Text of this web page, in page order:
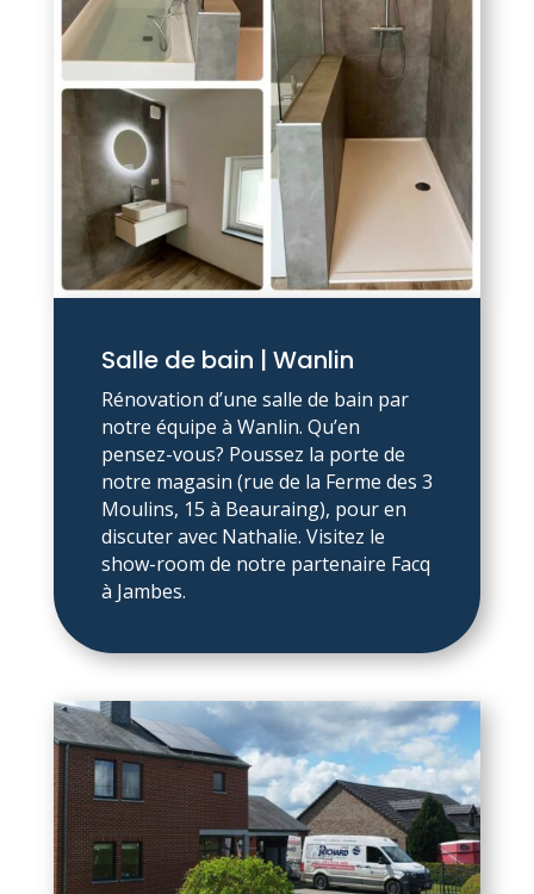
Salle de bain | Wanlin
Rénovation d’une salle de bain par
notre équipe à Wanlin. Qu’en
pensez-vous? Poussez la porte de
notre magasin (rue de la Ferme des 3
Moulins, 15 à Beauraing), pour en
discuter avec Nathalie. Visitez le
show-room de notre partenaire Facq
à Jambes.